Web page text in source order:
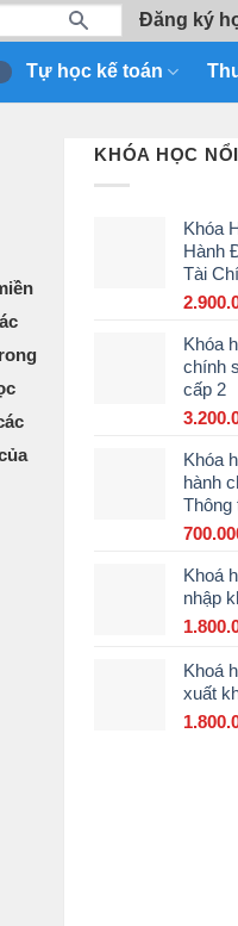
Đăng ký
Tự học kế toán
KHÓA HỌC
Khóa
Hành
Tài
Khóa
chính
cấp 2
Khóa
hành
Thông
Khoá
nhập
Khoá
xuất